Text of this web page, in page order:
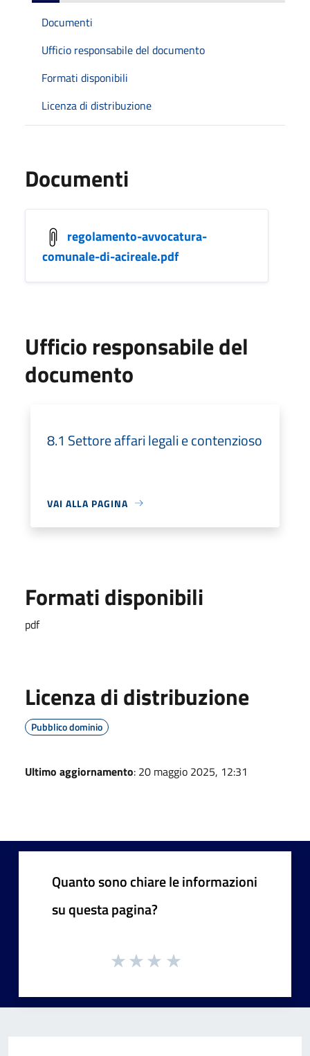
Documenti
Ufficio responsabile del documento
Formati disponibili
Licenza di distribuzione
Documenti
regolamento-avvocatura-
comunale-di-acireale.pdf
Ufficio responsabile del
documento
8.1 Settore affari legali e contenzioso
VAI ALLA PAGINA
Formati disponibili
pdf
Licenza di distribuzione
Pubblico dominio
Ultimo aggiornamento: 20 maggio 2025, 12:31
Quanto sono chiare le informazioni
su questa pagina?